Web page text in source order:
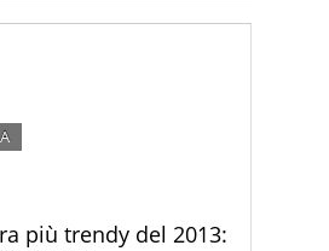
da star”.
più trendy del 2013: